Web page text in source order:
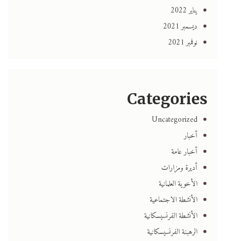
يناير 2022
ديسمبر 2021
نوفمبر 2021
Categories
Uncategorized
أخبار
أخبار عامة
أديرة ومزارات
الأخوية العلمانية
الأنشطة الاجتماعية
الأنشطة الفرنسيسكانية
الرهبنة الفرنسيسكانية